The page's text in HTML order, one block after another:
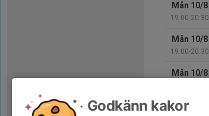
Mån 10/8
19:00-20:30
Mån 10/8
19:00-20:30
Mån 10/8
Mån 10/8
Godkänn kakor